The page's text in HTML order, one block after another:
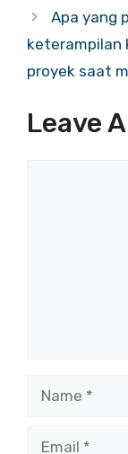
Apa yang
keterampilan
proyek saat
Leave